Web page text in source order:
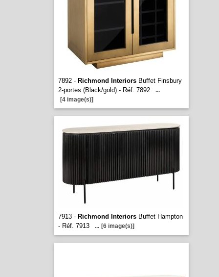
7892 - Richmond InteriorsBuffet Finsbury
2-portes (Black/gold) - Réf. 7892
...
[4 image(s)]
7913 - Richmond InteriorsBuffet Hampton
- Réf. 7913
... [6 image(s)]